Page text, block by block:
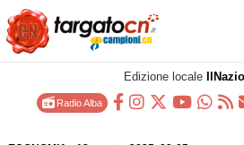
Edizione locale
Radio Alba